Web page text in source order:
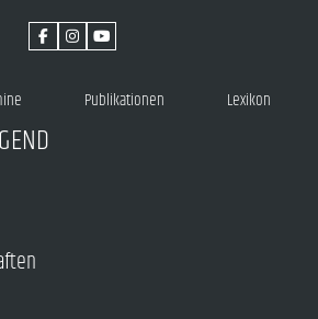
Publikationen Lexikon